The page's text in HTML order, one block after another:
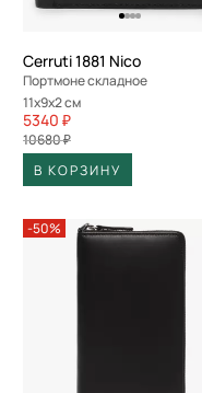
Cerruti 1881 Nico
Портмоне складное
11x9x2 см
5340 ₽
10680 ₽
В КОРЗИНУ
-50%